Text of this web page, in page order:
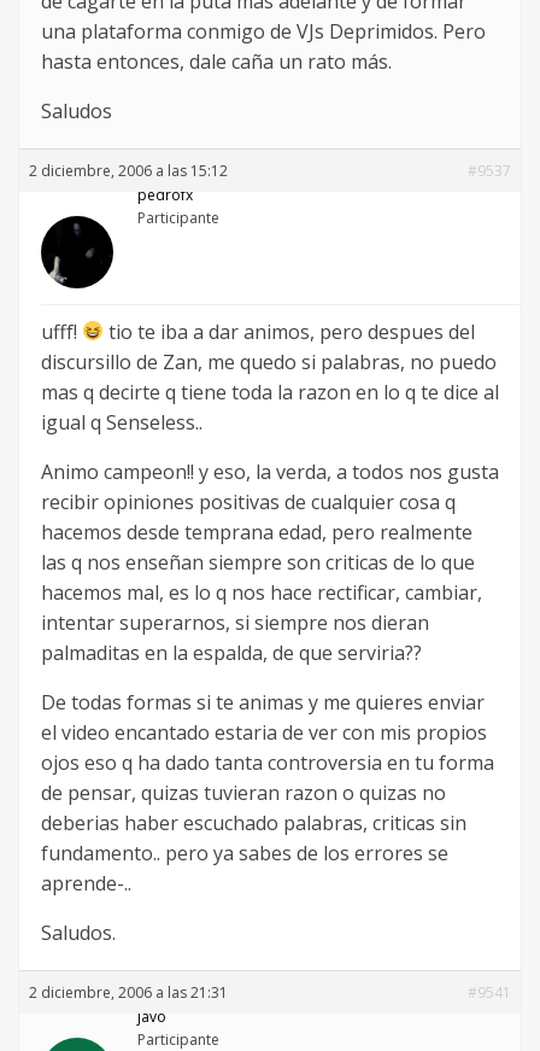
una plataforma conmigo de VJs Deprimidos. Pero
hasta entonces, dale caña un rato más.
Saludos
2 diciembre, 2006 a las 15:12
#9537
pedrofx
Participante
ufff!
tio te iba a dar animos, pero despues del
discursillo de Zan, me quedo si palabras, no puedo
mas q decirte q tiene toda la razon en lo q te dice al
igual q Senseless..
Animo campeon!! y eso, la verda, a todos nos gusta
recibir opiniones positivas de cualquier cosa q
hacemos desde temprana edad, pero realmente
las q nos enseñan siempre son criticas de lo que
hacemos mal, es lo q nos hace rectificar, cambiar,
intentar superarnos, si siempre nos dieran
palmaditas en la espalda, de que serviria??
De todas formas si te animas y me quieres enviar
el video encantado estaria de ver con mis propios
ojos eso q ha dado tanta controversia en tu forma
de pensar, quizas tuvieran razon o quizas no
deberias haber escuchado palabras, criticas sin
fundamento.. pero ya sabes de los errores se
aprende-..
Saludos.
2 diciembre, 2006 a las 21:31
#9541
javo
Participante